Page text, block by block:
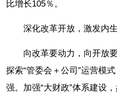
比增长105％。
深化改革开放，激发内
向改革要动力，向开放
探索“管委会＋公司”运营模
强。加强“大财政”体系建设